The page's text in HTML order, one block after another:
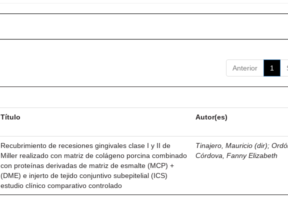
Anterior 1
Título Autor(es)
Recubrimiento de recesiones gingivales clase I y II de
Miller realizado con matriz de colágeno porcina combinado
con proteínas derivadas de matriz de esmalte (MCP) +
(DME) e injerto de tejido conjuntivo subepitelial (ICS)
estudio clínico comparativo controlado
Tinajero, Mauricio (dir);
Córdova, Fanny Elizabeth